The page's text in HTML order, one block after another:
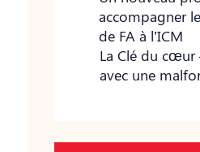
accompagner
de FA à l’ICM
La Clé du
avec une